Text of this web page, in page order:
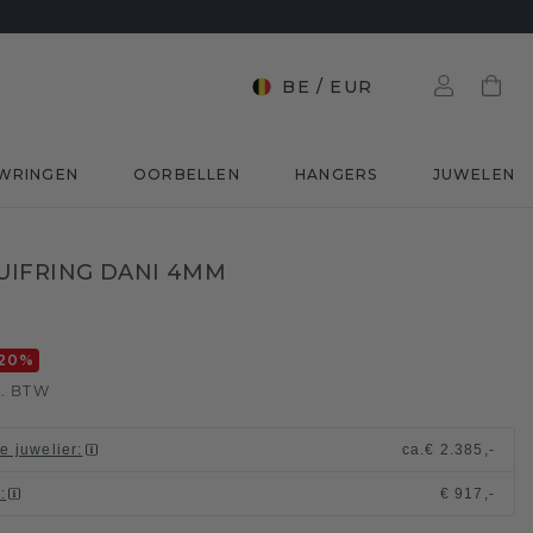
BE / EUR
OORBELLEN HANGERS JUWELEN
DANI 4MM
%
BTW
juwelier: ca.€ 2.385,-
: € 917,-